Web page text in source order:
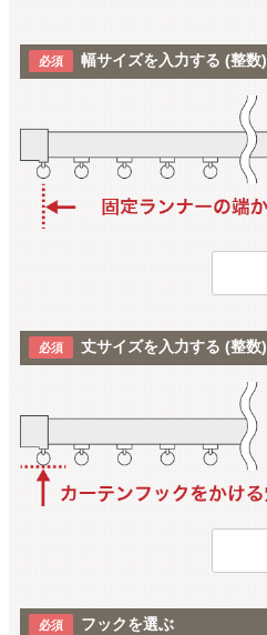
幅サイズを入力する (整数)
丈サイズを入力する (整数)
フックを選ぶ